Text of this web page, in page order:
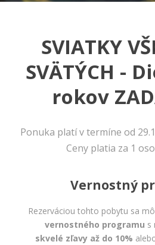
SVIATKY
SVÄTÝCH -
rokov
Ponuka platí v termíne od
Ceny platia za 1
Vernostný
Rezerváciou tohto pobytu sa
vernostného programu s
skvelé zľavy až do 10%